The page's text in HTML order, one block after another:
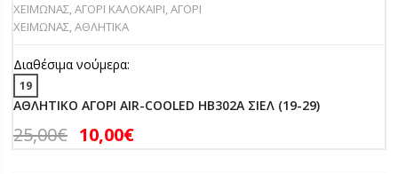
ΧΕΙΜΩΝΑΣ,ΑΓΟΡΙ ΚΑΛΟΚΑΙΡΙ,ΑΓΟΡΙ
ΧΕΙΜΩΝΑΣ,ΑΘΛΗΤΙΚΑ
Διαθέσιμα νούμερα:
19
ΑΘΛΗΤΙΚΟ ΑΓΟΡΙ AIR-COOLED HB302A ΣΙΕΛ (19-29)
25,00€ 10,00€